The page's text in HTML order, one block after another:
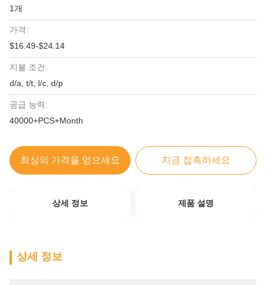
1개
가격:
$16.49-$24.14
지불 조건:
d/a, t/t, l/c, d/p
공급 능력:
40000+PCS+Month
최상의 가격을 얻으세요 지금 접촉하세요
상세 정보 제품 설명
상세 정보